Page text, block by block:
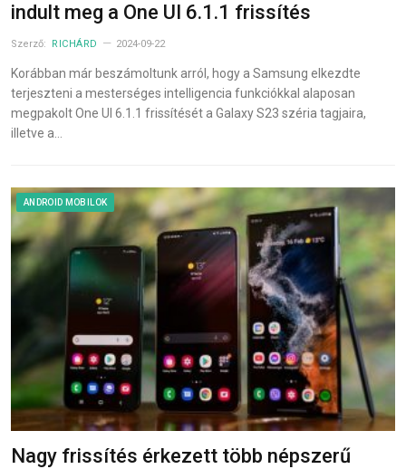
indult meg a One UI 6.1.1 frissítés
Szerző: RICHÁRD 2024-09-22
Korábban már beszámoltunk arról, hogy a Samsung elkezdte
terjeszteni a mesterséges intelligencia funkciókkal alaposan
megpakolt One UI 6.1.1 frissítését a Galaxy S23 széria tagjaira,
illetve a…
ANDROID MOBILOK
Nagy frissítés érkezett több népszerű